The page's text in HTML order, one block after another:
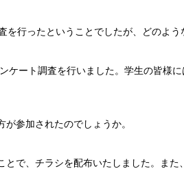
行ったということでしたが、どのよう
ケート調査を行いました。学生の皆様
参加されたのでしょうか。
で、チラシを配布いたしました。また